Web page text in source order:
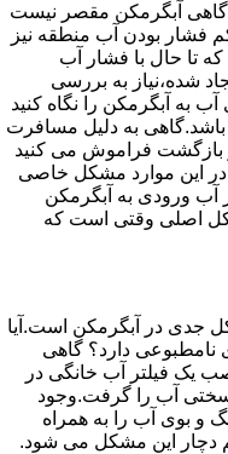
آبگرمکن مقصر نیست
بودن آب منطقه نیز
تا حال با فشار آب
شده،نیاز به بررسی
آب به آبگرمکن را نگاه کنید
باشد.گاهی به دلیل مسافرت
بازگشت فراموش می کنید
این موارد مشکل خاصی
آب ورودی به آبگرمکن
اصلی وقتی است که
جدی در آبگرمکن است.آیا
نامطبوعی دارد؟ گاهی
یک فیلتر آب خانگی در
سختی آب را گرفت.وجود
و بوی آب را به همراه
دچار این مشکل می شود.